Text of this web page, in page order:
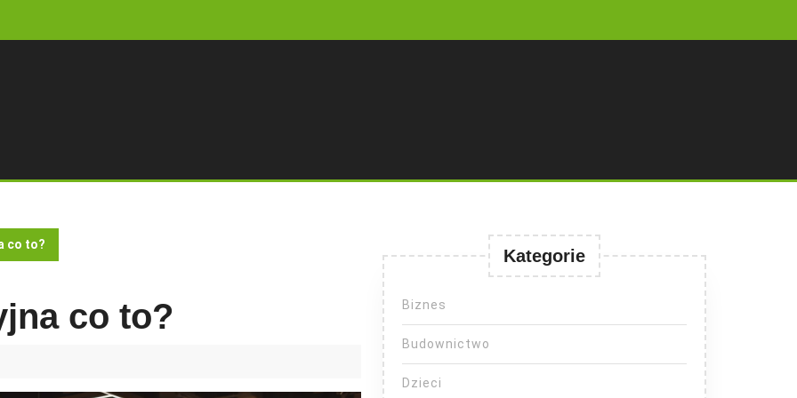
co to?
co to?
Kategorie
Biznes
Budownictwo
Dzieci